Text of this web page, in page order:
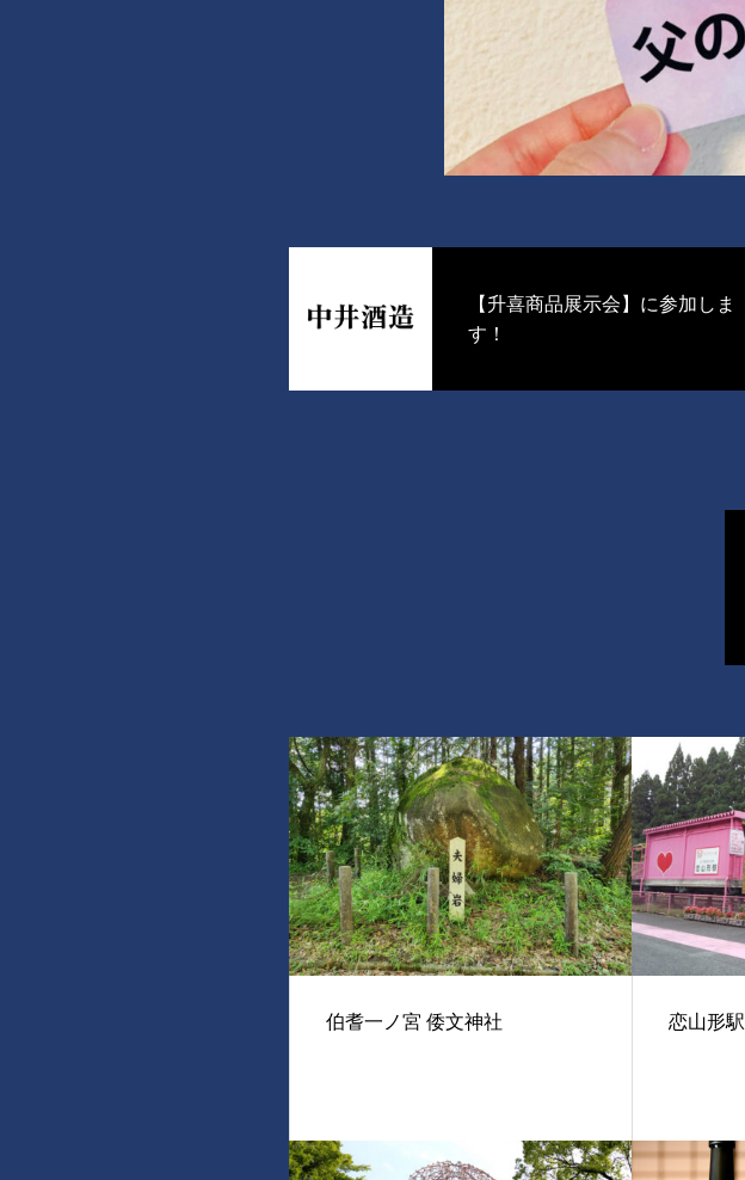
【升喜商品展示会】に参加しま
す！
伯耆一ノ宮 倭文神社 恋山形駅